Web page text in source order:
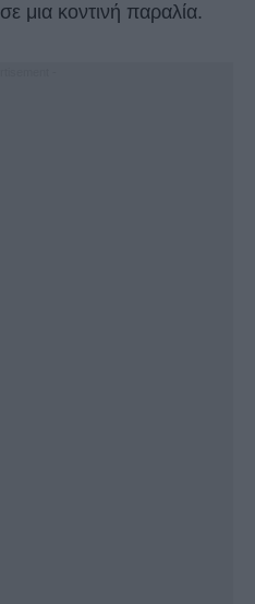
μια κοντινή παραλία.